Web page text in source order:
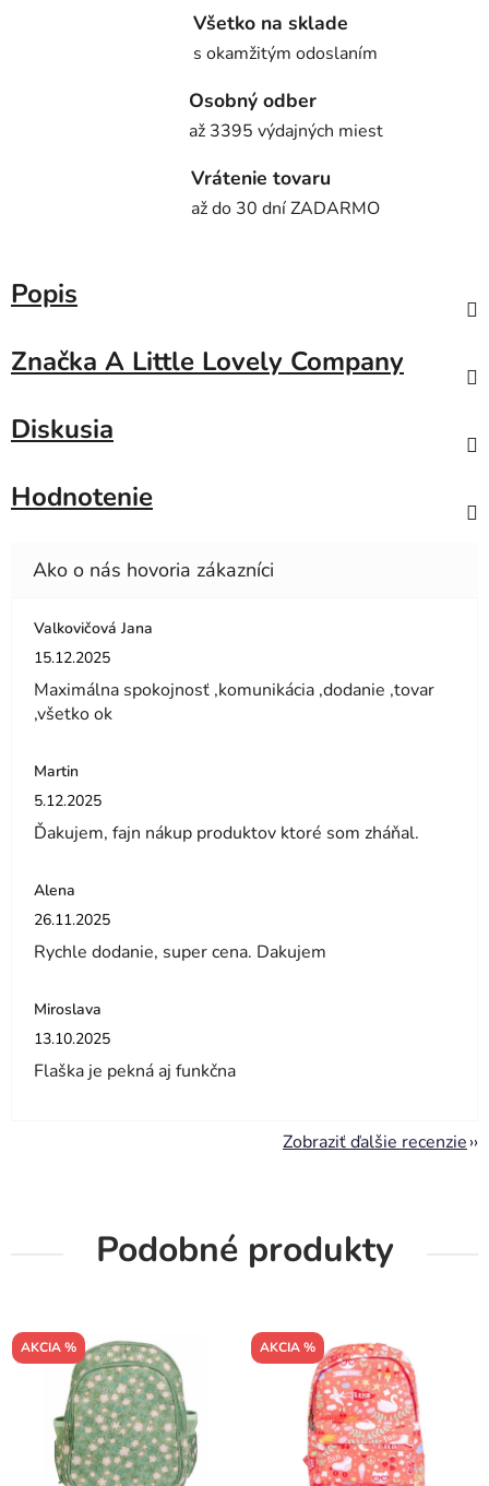
Všetko na sklade
s okamžitým odoslaním
Osobný odber
až 3395 výdajných miest
Vrátenie tovaru
až do 30 dní ZADARMO
Popis
Značka A Little Lovely Company
Diskusia
Hodnotenie
Valkovičová Jana
Hodnotenie obchodu je 5 z 5 hviezdičiek.
15.12.2025
Maximálna spokojnosť ,komunikácia ,dodanie ,tovar
,všetko ok
Martin
Hodnotenie obchodu je 5 z 5 hviezdičiek.
5.12.2025
Ďakujem, fajn nákup produktov ktoré som zháňal.
Alena
Hodnotenie obchodu je 5 z 5 hviezdičiek.
26.11.2025
Rychle dodanie, super cena. Dakujem
Miroslava
Hodnotenie obchodu je 5 z 5 hviezdičiek.
13.10.2025
Flaška je pekná aj funkčna
Zobraziť ďalšie recenzie
Podobné produkty
AKCIA % AKCIA %